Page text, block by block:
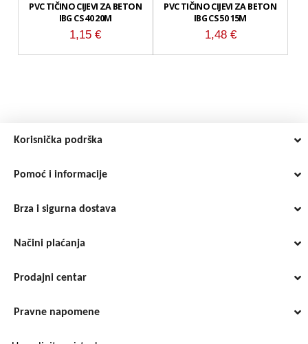
PVC TIČINO CIJEVI ZA BETON
IBG CS 40 20M
1,15€
PVC TIČINO CIJEVI ZA BETON
IBG CS 50 15M
1,48 €
Korisnička podrška
Pomoć i informacije
Brza i sigurna dostava
Načini plaćanja
Prodajni centar
Pravne napomene